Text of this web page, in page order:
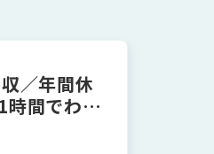
／年間休
時間でわか